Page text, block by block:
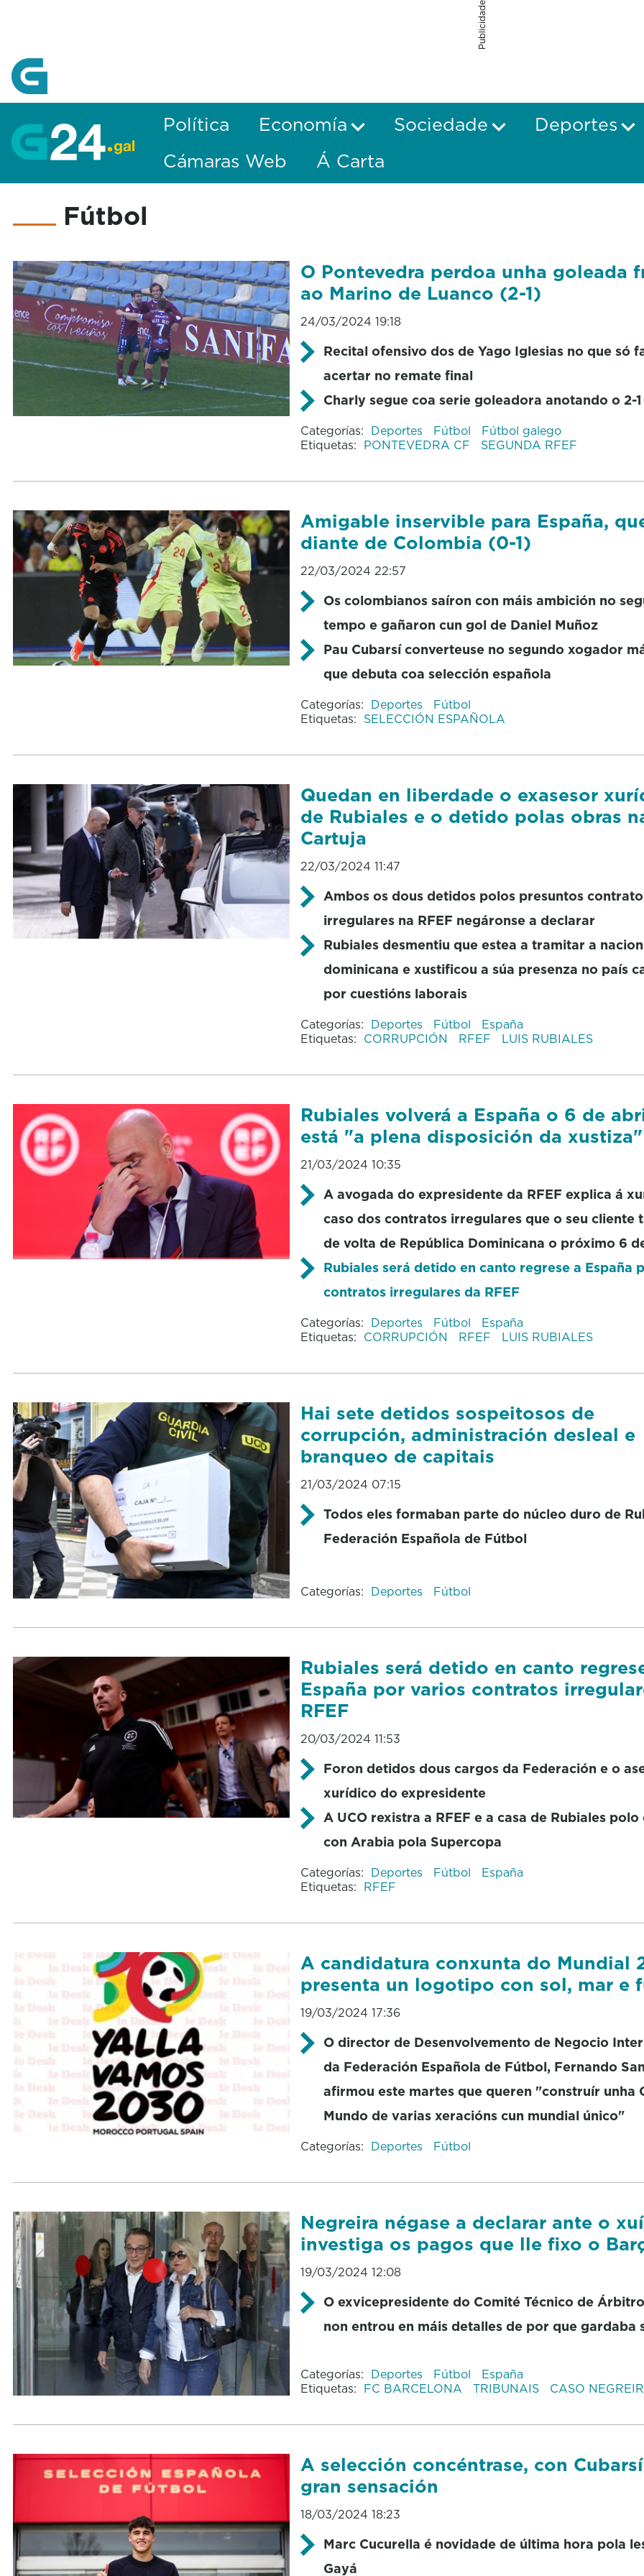
Publicidade
Política Economía Sociedade Deportes
Cámaras Web
Á Carta
Fútbol
O Pontevedra perdoa unha goleada
ao Marino de Luanco (2-1)
24/03/2024 19:18
Recital ofensivo dos de Yago Iglesias no que só
acertar no remate final
Charly segue coa serie goleadora anotando o 2-1
Categorías: Deportes Fútbol
Fútbol galego
Etiquetas: PONTEVEDRA CF SEGUNDA RFEF
Amigable inservible para España,
diante de Colombia (0-1)
22/03/2024 22:57
Os colombianos saíron con máis ambición no
tempo e gañaron cun gol de Daniel Muñoz
Pau Cubarsí converteuse no segundo xogador
que debuta coa selección española
Categorías: Deportes
Fútbol
Etiquetas: SELECCIÓN ESPAÑOLA
Quedan en liberdade o exasesor
de Rubiales e o detido polas obras
Cartuja
22/03/2024 11:47
Ambos os dous detidos polos presuntos
irregulares na RFEF negáronse a declarar
Rubiales desmentiu que estea a tramitar a
dominicana e xustificou a súa presenza no país
por cuestións laborais
Categorías: Deportes Fútbol
España
Etiquetas: CORRUPCIÓN RFEF LUIS RUBIALES
Rubiales volverá a España o 6 de
está "a plena disposición da xustiza"
21/03/2024 10:35
A avogada do expresidente da RFEF explica á
caso dos contratos irregulares que o seu cliente
de volta de República Dominicana o próximo 6
Rubiales será detido en canto regrese a España
contratos irregulares da RFEF
Categorías: Deportes Fútbol
España
Etiquetas: CORRUPCIÓN RFEF LUIS RUBIALES
Hai sete detidos sospeitosos de
corrupción, administración desleal e
branqueo de capitais
21/03/2024 07:15
Todos eles formaban parte do núcleo duro de
Federación Española de Fútbol
Categorías: Deportes Fútbol
Rubiales será detido en canto
España por varios contratos
RFEF
20/03/2024 11:53
Foron detidos dous cargos da Federación e o
xurídico do expresidente
A UCO rexistra a RFEF e a casa de Rubiales
con Arabia pola Supercopa
Categorías: Deportes Fútbol
España
Etiquetas: RFEF
A candidatura conxunta do Mundial
presenta un logotipo con sol, mar e
19/03/2024 17:36
O director de Desenvolvemento de Negocio
da Federación Española de Fútbol, Fernando
afirmou este martes que queren "construír unha
Mundo de varias xeracións cun mundial único"
Categorías: Deportes Fútbol
Negreira négase a declarar ante o
investiga os pagos que lle fixo o
19/03/2024 12:08
O exvicepresidente do Comité Técnico de
non entrou en máis detalles de por que gardaba
Categorías: Deportes Fútbol
España
Etiquetas: FC BARCELONA TRIBUNAIS CASO
A selección concéntrase, con
gran sensación
18/03/2024 18:23
Marc Cucurella é novidade de última hora pola
Gayá